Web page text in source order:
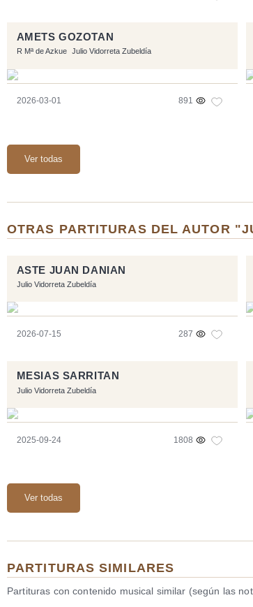
AMETS GOZOTAN
R Mª de Azkue Julio Vidorreta Zubeldía
2026-03-01 891
Ver todas
OTRAS PARTITURAS DEL AUTOR
ASTE JUAN DANIAN
Julio Vidorreta Zubeldía
2026-07-15 287
MESIAS SARRITAN
Julio Vidorreta Zubeldía
2025-09-24 1808
Ver todas
PARTITURAS SIMILARES
Partituras con contenido musical similar (según las